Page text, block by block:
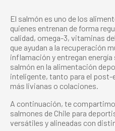
El salmón es uno de los
quienes entrenan de forma
calidad, omega-3, vitaminas
que ayudan a la recuperación
inflamación y entregan
salmón en la alimentación
inteligente, tanto para el
más livianas o colaciones.
A continuación, te
salmones de Chile para
versátiles y alineadas con